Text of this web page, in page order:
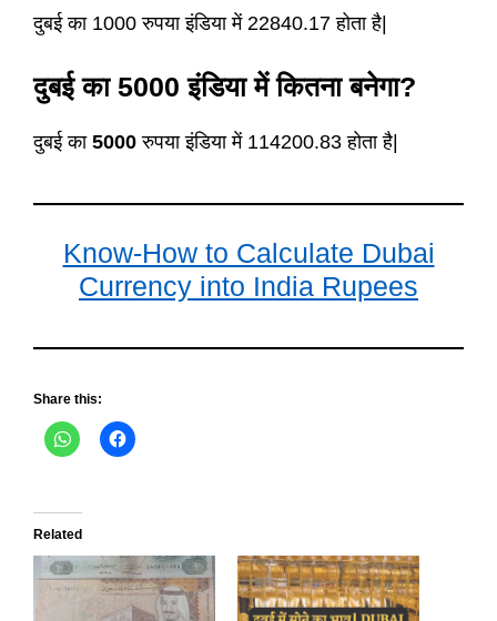
दुबई का 1000 रुपया इंडिया में 22840.17 होता है|
दुबई का 5000 इंडिया में कितना बनेगा?
दुबई का 5000 रुपया इंडिया में 114200.83 होता है|
Know-How to Calculate Dubai
Currency into India Rupees
Share this:
Related